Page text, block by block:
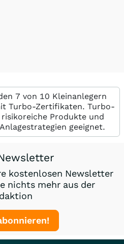
7 von 10 Kleinanlegern
Turbo-Zertifikaten. Turbo-
Produkte und
geeignet.
kostenlosen Newsletter
nichts mehr aus der